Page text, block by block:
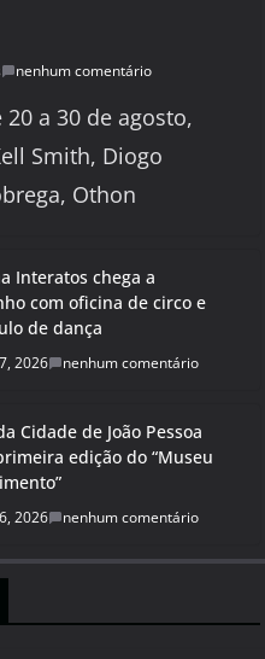
nenhum comentário
20 a 30 de agosto,
Smith, Diogo
Othon
Interatos chega a
com oficina de circo e
de dança
2026 nenhum comentário
Cidade de João Pessoa
edição do “Museu
2026 nenhum comentário